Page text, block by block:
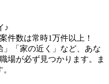
♪
件数は常時1万件以上！
」「家の近く」など、あな
場が必ず見つかります。ま